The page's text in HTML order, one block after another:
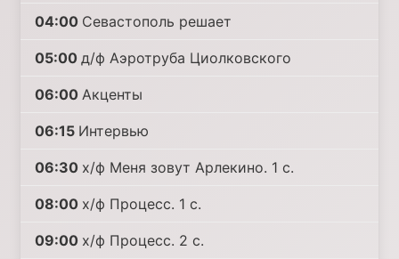
04:00 Севастополь решает
05:00 д/ф Аэротруба Циолковского
06:00 Акценты
06:15 Интервью
06:30 х/ф Меня зовут Арлекино. 1 с.
08:00 х/ф Процесс. 1 с.
09:00 х/ф Процесс. 2 с.